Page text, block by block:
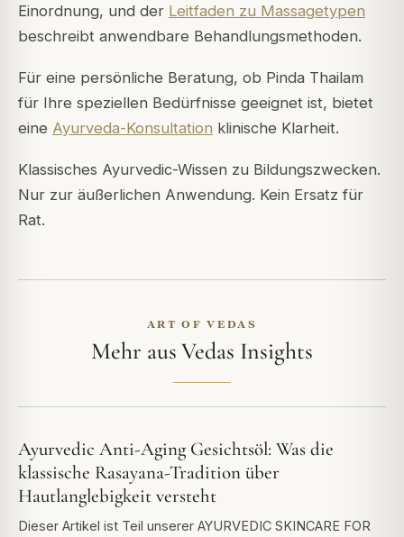
Einordnung, und der Leitfaden zu Massagetypen
beschreibt anwendbare Behandlungsmethoden.
Für eine persönliche Beratung, ob Pinda Thailam
für Ihre speziellen Bedürfnisse geeignet ist, bietet
eine Ayurveda-Konsultation klinische Klarheit.
Klassisches Ayurvedic-Wissen zu Bildungszwecken.
Nur zur äußerlichen Anwendung. Kein Ersatz für
Rat.
ART OF VEDAS
Mehr aus Vedas Insights
Ayurvedic Anti-Aging Gesichtsöl: Was die
klassische Rasayana-Tradition über
Hautlanglebigkeit versteht
Dieser Artikel ist Teil unserer AYURVEDIC SKINCARE FOR